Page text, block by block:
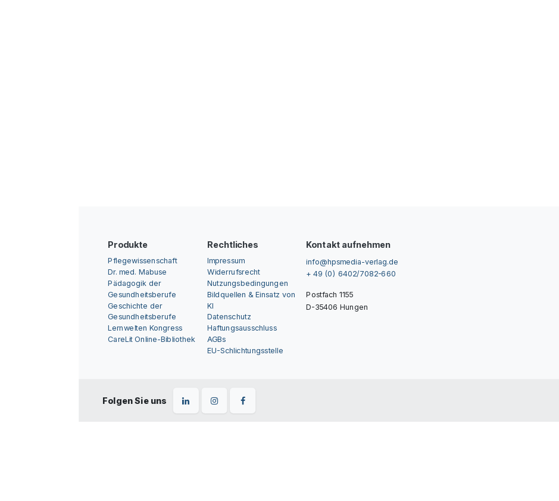
Produkte
Pflegewissenschaft
Dr. med. Mabuse
Pädagogik der
Gesundheitsberufe
Geschichte der
Gesundheitsberufe
Lernwelten Kongress
CareLit Online-Bibliothek
Rechtliches
Impressum
Widerrufsrecht
Nutzungsbedingungen
Bildquellen & Einsatz von
KI
Datenschutz
Haftungsausschluss
AGBs
EU-Schlichtungsstelle
Kontakt aufnehmen
info@hpsmedia-verlag.de
+ 49 (0) 6402/7082-660
Postfach 1155
D-35406 Hungen
Folgen Sie uns